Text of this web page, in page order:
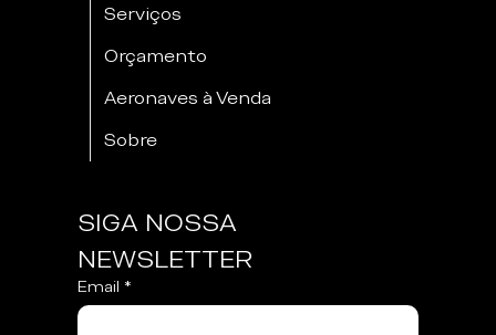
Serviços
Orçamento
Aeronaves à Venda
Sobre
SIGA NOSSA
NEWSLETTER
Email *